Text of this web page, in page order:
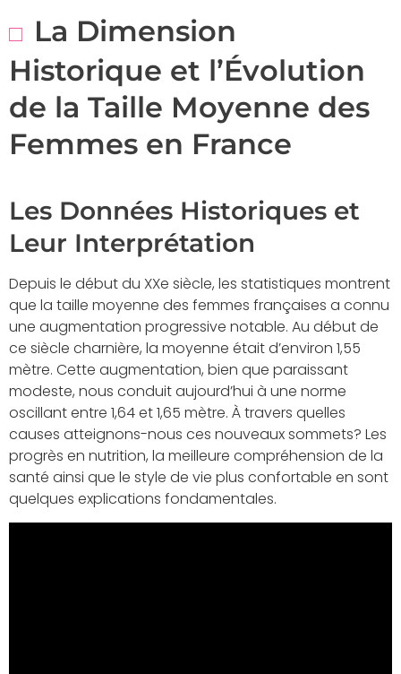
La Dimension
Historique et l’Évolution
de la Taille Moyenne des
Femmes en France
Les Données Historiques et
Leur Interprétation
Depuis le début du XXe siècle, les statistiques montrent
que la taille moyenne des femmes françaises a connu
une augmentation progressive notable. Au début de
ce siècle charnière, la moyenne était d’environ 1,55
mètre. Cette augmentation, bien que paraissant
modeste, nous conduit aujourd’hui à une norme
oscillant entre 1,64 et 1,65 mètre. À travers quelles
causes atteignons-nous ces nouveaux sommets? Les
progrès en nutrition, la meilleure compréhension de la
santé ainsi que le style de vie plus confortable en sont
quelques explications fondamentales.